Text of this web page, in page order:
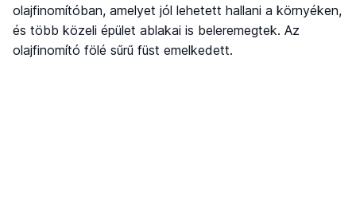
olajfinomítóban, amelyet jól lehetett hallani a környéken,
és több közeli épület ablakai is beleremegtek. Az
olajfinomító fölé sűrű füst emelkedett.